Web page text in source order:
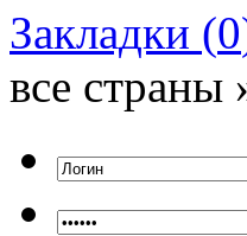
Закладки (0
все страны